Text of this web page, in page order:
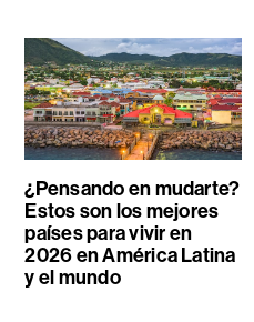
¿Pensando en mudarte?
Estos son los mejores
países para vivir en
2026 en América Latina
y el mundo